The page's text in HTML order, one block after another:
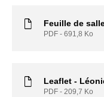
Feuille de
PDF - 691,8 Ko
Leaflet -
PDF - 209,7 Ko